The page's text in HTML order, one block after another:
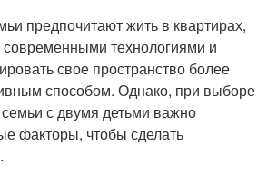
предпочитают жить в квартирах,
технологиями и
свое пространство более
способом. Однако, при выборе
с двумя детьми важно
факторы, чтобы сделать